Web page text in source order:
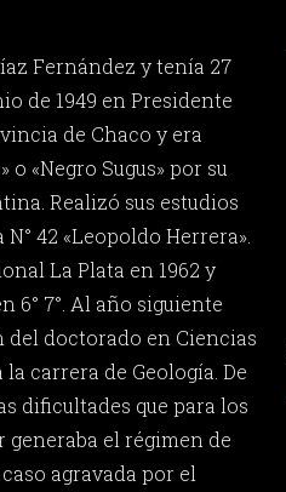
Fernández y tenía 27
de 1949 en Presidente
de Chaco y era
o «Negro Sugus» por su
Realizó sus estudios
42 «Leopoldo Herrera».
La Plata en 1962 y
6° 7°. Al año siguiente
del doctorado en Ciencias
carrera de Geología. De
dificultades que para los
el régimen de
agravada por el